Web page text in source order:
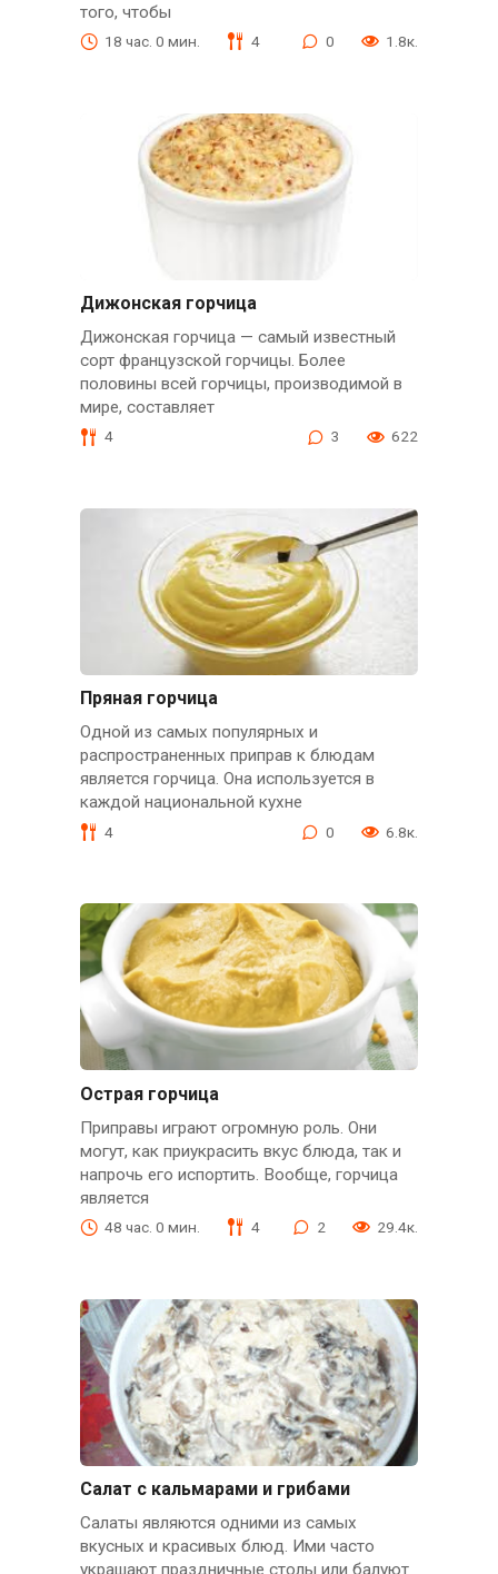
того, чтобы
18 час. 0 мин. 4 0 1.8к.
Дижонская горчица
Дижонская горчица — самый известный
сорт французской горчицы. Более
половины всей горчицы, производимой в
мире, составляет
4 3 622
Пряная горчица
Одной из самых популярных и
распространенных приправ к блюдам
является горчица. Она используется в
каждой национальной кухне
4 0 6.8к.
Острая горчица
Приправы играют огромную роль. Они
могут, как приукрасить вкус блюда, так и
напрочь его испортить. Вообще, горчица
является
48 час. 0 мин. 4 2 29.4к.
Салат с кальмарами и грибами
Салаты являются одними из самых
вкусных и красивых блюд. Ими часто
украшают праздничные столы или балуют